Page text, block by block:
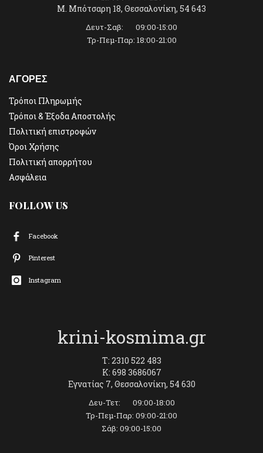
Μ. Μπότσαρη 18, Θεσσαλονίκη, 54 643
Δευτ-Σαβ: 09:00-15:00
Τρ-Πεμ-Παρ: 18:00-21:00
ΑΓΟΡΕΣ
Τρόποι Πληρωμής
Τρόποι & Έξοδα Αποστολής
Πολιτική επιστροφών
Όροι Χρήσης
Πολιτική απορρήτου
Ασφάλεια
FOLLOW US
Facebook
Pinterest
Instagram
krini-kosmima.gr
T: 2310 522 483
K: 698 3686067
Εγνατίας 7, Θεσσαλονίκη, 54 630
Δευ-Τετ: 09:00-18:00
Τρ-Πεμ-Παρ: 09:00-21:00
Σάβ: 09:00-15:00